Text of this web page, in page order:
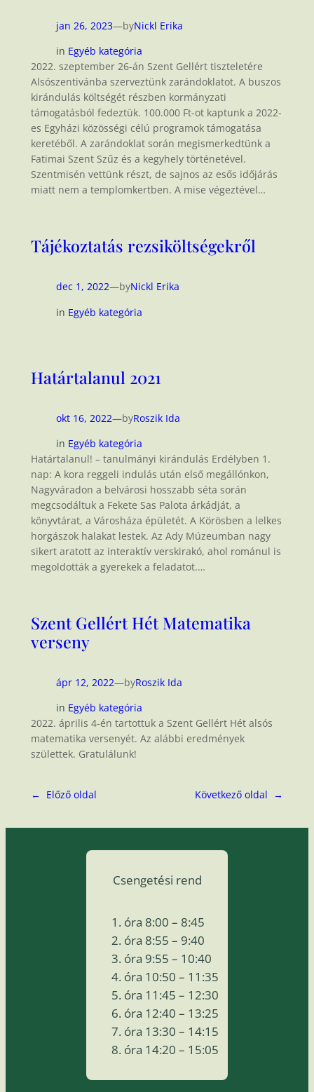
jan 26, 2023—byNickl Erika
in Egyéb kategória
2022. szeptember 26-án Szent Gellért tiszteletére
Alsószentivánba szerveztünk zarándoklatot. A buszos
kirándulás költségét részben kormányzati
támogatásból fedeztük. 100.000 Ft-ot kaptunk a 2022-
es Egyházi közösségi célú programok támogatása
keretéből. A zarándoklat során megismerkedtünk a
Fatimai Szent Szűz és a kegyhely történetével.
Szentmisén vettünk részt, de sajnos az esős időjárás
miatt nem a templomkertben. A mise végeztével…
Tájékoztatás rezsiköltségekről
dec 1, 2022—byNickl Erika
in Egyéb kategória
Határtalanul 2021
okt 16, 2022—byRoszik Ida
in Egyéb kategória
Határtalanul! – tanulmányi kirándulás Erdélyben 1.
nap: A kora reggeli indulás után első megállónkon,
Nagyváradon a belvárosi hosszabb séta során
megcsodáltuk a Fekete Sas Palota árkádját, a
könyvtárat, a Városháza épületét. A Körösben a lelkes
horgászok halakat lestek. Az Ady Múzeumban nagy
sikert aratott az interaktív verskirakó, ahol románul is
megoldották a gyerekek a feladatot.…
Szent Gellért Hét Matematika
verseny
ápr 12, 2022—byRoszik Ida
in Egyéb kategória
2022. április 4-én tartottuk a Szent Gellért Hét alsós
matematika versenyét. Az alábbi eredmények
születtek. Gratulálunk!
← Előző oldal Következő oldal →
Csengetési rend
óra 8:00 – 8:45
óra 8:55 – 9:40
óra 9:55 – 10:40
óra 10:50 – 11:35
óra 11:45 – 12:30
óra 12:40 – 13:25
óra 13:30 – 14:15
óra 14:20 – 15:05